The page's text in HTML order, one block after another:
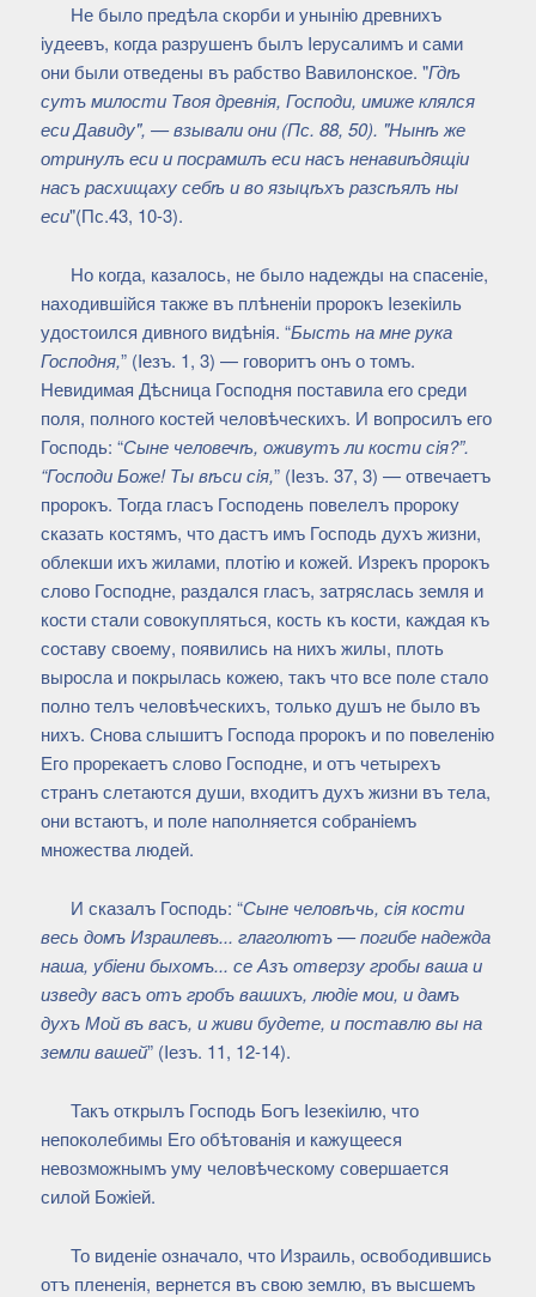
Не было предѣла скорби и унынiю древнихъ
iудеевъ, когда разрушенъ былъ Iерусалимъ и сами
они были отведены въ рабство Вавилонское. "Гдѣ
сутъ милости Твоя древнія, Господи, имиже клялся
еси Давиду", — взывали они (Пс. 88, 50). "Нынѣ же
отринулъ еси и посрамилъ еси насъ ненавиѣдящіи
насъ расхищаху себѣ и во языцѣхъ разсѣялъ ны
еси"(Пс.43, 10-3).
Но когда, казалось, не было надежды на спасенiе,
находившiйся также въ плѣненiи пророкъ Iезекiиль
удостоился дивного видѣнiя. “Бысть на мне рука
Господня,” (Iезъ. 1, 3) — говоритъ онъ о томъ.
Невидимая Дѣсница Господня поставила его среди
поля, полного костей человѣческихъ. И вопросилъ его
Господь: “Сыне человечѣ, оживутъ ли кости сiя?”.
“Господи Боже! Ты вѣси сiя,” (Iезъ. 37, 3) — отвечаетъ
пророкъ. Тогда гласъ Господень повелелъ пророку
сказать костямъ, что дастъ имъ Господь духъ жизни,
облекши ихъ жилами, плотiю и кожей. Изрекъ пророкъ
слово Господне, раздался гласъ, затряслась земля и
кости стали совокупляться, кость къ кости, каждая къ
составу своему, появились на нихъ жилы, плоть
выросла и покрылась кожею, такъ что все поле стало
полно телъ человѣческихъ, только душъ не было въ
нихъ. Снова слышитъ Господа пророкъ и по повеленiю
Его прорекаетъ слово Господне, и отъ четырехъ
странъ слетаются души, входитъ духъ жизни въ тела,
они встаютъ, и поле наполняется собранiемъ
множества людей.
И сказалъ Господь: “Сыне человѣчь, сiя кости
весь домъ Израилевъ... глаголютъ — погибе надежда
наша, убiени быхомъ... се Азъ отверзу гробы ваша и
изведу васъ отъ гробъ вашихъ, людiе мои, и дамъ
духъ Мой въ васъ, и живи будете, и поставлю вы на
земли вашей” (Iезъ. 11, 12-14).
Такъ открылъ Господь Богъ Iезекiилю, что
непоколебимы Его обѣтованiя и кажущееся
невозможнымъ уму человѣческому совершается
силой Божiей.
То виденiе означало, что Израиль, освободившись
отъ плененiя, вернется въ свою землю, въ высшемъ